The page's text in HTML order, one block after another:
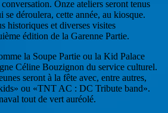
Onze ateliers seront tenus
se déroulera, cette année, au kiosque.
historiques et diverses visites
édition de la Garenne Partie.
la Soupe Partie ou la Kid Palace
Céline Bouzignon du service culturel.
seront à la fête avec, entre autres,
ou «TNT AC : DC Tribute band».
tout de vert auréolé.